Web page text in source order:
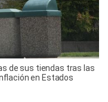
de sus tiendas tras las
en Estados